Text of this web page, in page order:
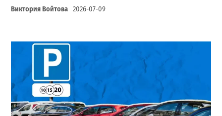
Виктория Войтова 2026-07-09